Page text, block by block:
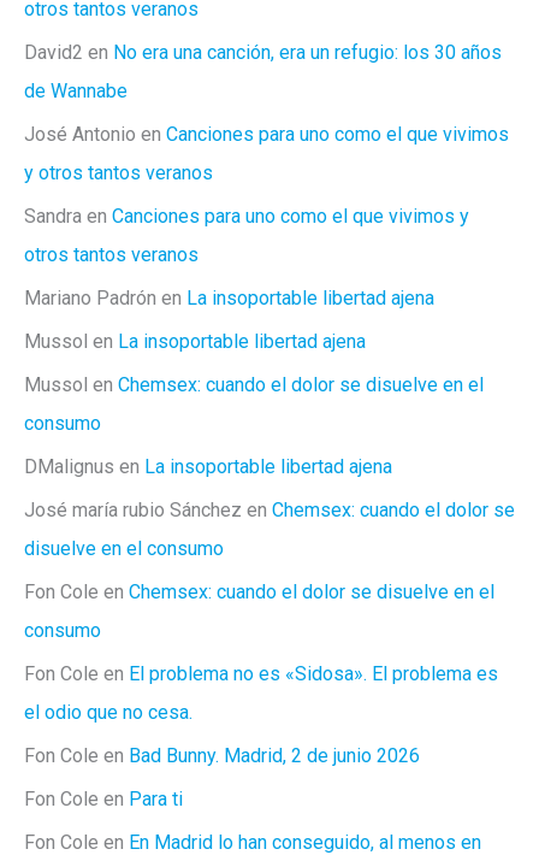
otros tantos veranos
David2 en No era una canción, era un refugio: los 30 años
de Wannabe
José Antonio en Canciones para uno como el que vivimos
y otros tantos veranos
Sandra en Canciones para uno como el que vivimos y
otros tantos veranos
Mariano Padrón en La insoportable libertad ajena
Mussol en La insoportable libertad ajena
Mussol en Chemsex: cuando el dolor se disuelve en el
consumo
DMalignus en La insoportable libertad ajena
José maría rubio Sánchez en Chemsex: cuando el dolor se
disuelve en el consumo
Fon Cole en Chemsex: cuando el dolor se disuelve en el
consumo
Fon Cole en El problema no es «Sidosa». El problema es
el odio que no cesa.
Fon Cole en Bad Bunny. Madrid, 2 de junio 2026
Fon Cole en Para ti
Fon Cole en En Madrid lo han conseguido, al menos en